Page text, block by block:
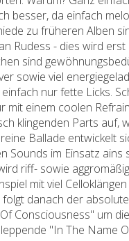
besser, da einfach
zu früheren Alben
Rudess - dies wird
sind
sowie viel
nur fette Licks.
mit einem coolen
klingenden Parts auf,
Ballade entwickelt
Sounds im Einsatz
riff- sowie
mit viel
folgt danach der
Consciousness" um
"In The Name